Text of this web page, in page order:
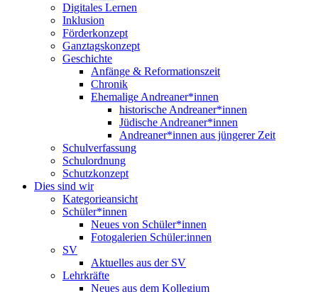
Digitales Lernen
Inklusion
Förderkonzept
Ganztagskonzept
Geschichte
Anfänge & Reformationszeit
Chronik
Ehemalige Andreaner*innen
historische Andreaner*innen
Jüdische Andreaner*innen
Andreaner*innen aus jüngerer Zeit
Schulverfassung
Schulordnung
Schutzkonzept
Dies sind wir
Kategorieansicht
Schüler*innen
Neues von Schüler*innen
Fotogalerien Schüler:innen
SV
Aktuelles aus der SV
Lehrkräfte
Neues aus dem Kollegium